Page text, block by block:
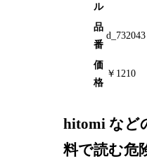
ル
品
番
d_732043
価
格
￥1210
hitomi など
料で読む危